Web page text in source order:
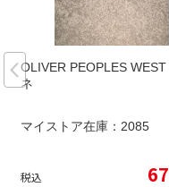
OLIVER PEOPLES
ネ
マイストア在庫： 2085
税込